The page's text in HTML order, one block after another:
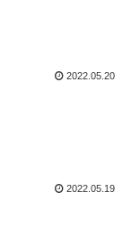
2022.05.20
2022.05.19